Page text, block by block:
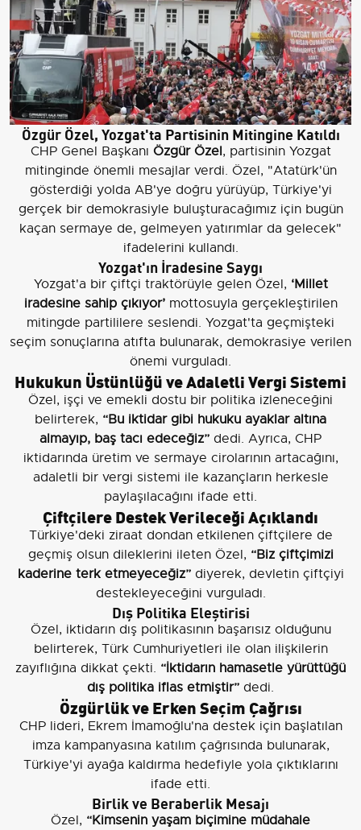
Özgür Özel, Yozgat'ta Partisinin Mitingine Katıldı
CHP Genel Başkanı Özgür Özel, partisinin Yozgat
mitinginde önemli mesajlar verdi. Özel, "Atatürk'ün
gösterdiği yolda AB'ye doğru yürüyüp, Türkiye'yi
gerçek bir demokrasiyle buluşturacağımız için bugün
kaçan sermaye de, gelmeyen yatırımlar da gelecek"
ifadelerini kullandı.
Yozgat'ın İradesine Saygı
Yozgat'a bir çiftçi traktörüyle gelen Özel, ‘Millet
iradesine sahip çıkıyor’mottosuyla gerçekleştirilen
mitingde partililere seslendi. Yozgat'ta geçmişteki
seçim sonuçlarına atıfta bulunarak, demokrasiye verilen
önemi vurguladı.
Hukukun Üstünlüğü ve Adaletli Vergi Sistemi
Özel, işçi ve emekli dostu bir politika izleneceğini
belirterek, “Bu iktidar gibi hukuku ayaklar altına
almayıp, baş tacı edeceğiz” dedi. Ayrıca, CHP
iktidarında üretim ve sermaye cirolarının artacağını,
adaletli bir vergi sistemi ile kazançların herkesle
paylaşılacağını ifade etti.
Çiftçilere Destek Verileceği Açıklandı
Türkiye'deki ziraat dondan etkilenen çiftçilere de
geçmiş olsun dileklerini ileten Özel, “Biz çiftçimizi
kaderine terk etmeyeceğiz”diyerek, devletin çiftçiyi
destekleyeceğini vurguladı.
Dış Politika Eleştirisi
Özel, iktidarın dış politikasının başarısız olduğunu
belirterek, Türk Cumhuriyetleri ile olan ilişkilerin
zayıflığına dikkat çekti. “İktidarın hamasetle yürüttüğü
dış politika iflas etmiştir” dedi.
Özgürlük ve Erken Seçim Çağrısı
CHP lideri, Ekrem İmamoğlu'na destek için başlatılan
imza kampanyasına katılım çağrısında bulunarak,
Türkiye'yi ayağa kaldırma hedefiyle yola çıktıklarını
ifade etti.
Birlik ve Beraberlik Mesajı
Özel, “Kimsenin yaşam biçimine müdahale